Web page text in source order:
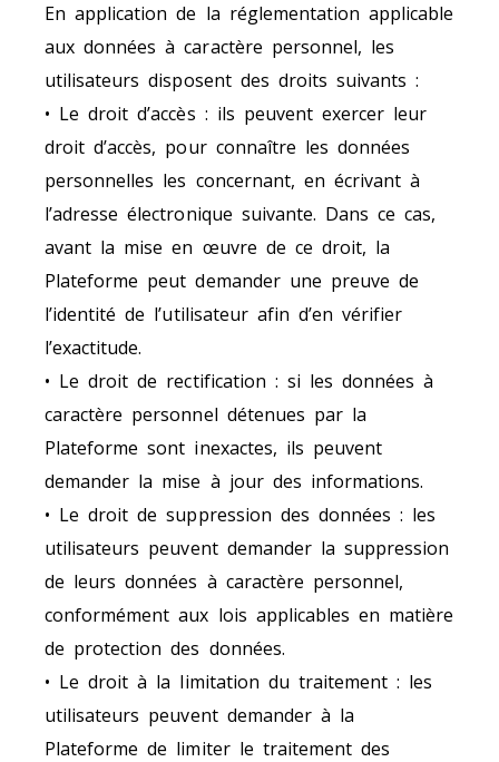
En application de la réglementation applicable
aux données à caractère personnel, les
utilisateurs disposent des droits suivants :
• Le droit d’accès : ils peuvent exercer leur
droit d’accès, pour connaître les données
personnelles les concernant, en écrivant à
l’adresse électronique suivante. Dans ce cas,
avant la mise en œuvre de ce droit, la
Plateforme peut demander une preuve de
l’identité de l’utilisateur afin d’en vérifier
l’exactitude.
• Le droit de rectification : si les données à
caractère personnel détenues par la
Plateforme sont inexactes, ils peuvent
demander la mise à jour des informations.
• Le droit de suppression des données : les
utilisateurs peuvent demander la suppression
de leurs données à caractère personnel,
conformément aux lois applicables en matière
de protection des données.
• Le droit à la limitation du traitement : les
utilisateurs peuvent demander à la
Plateforme de limiter le traitement des